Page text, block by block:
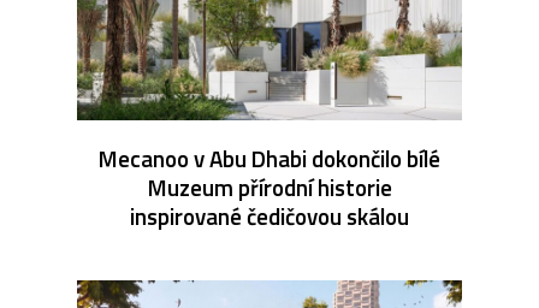
Mecanoo v Abu Dhabi dokončilo bílé
Muzeum přírodní historie
inspirované čedičovou skálou